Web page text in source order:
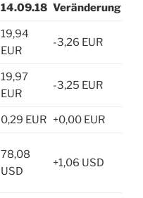
14.09.18 Veränderung
19,94
EUR
-3,26 EUR
19,97
EUR
-3,25 EUR
0,29 EUR +0,00 EUR
78,08
USD
+1,06 USD